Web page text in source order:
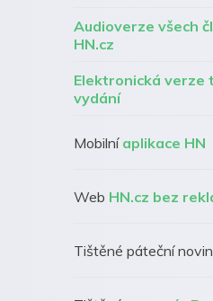
Audioverze všech
HN.cz
Elektronická verze
vydání
Mobilní aplikace HN
Web HN.cz bez
Tištěné páteční